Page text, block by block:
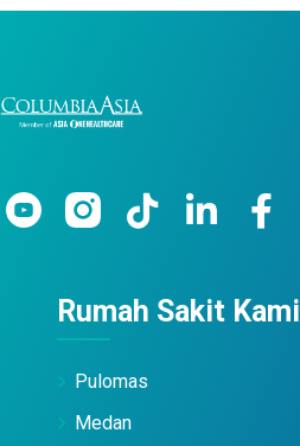
Rumah Sakit Kami
Pulomas
Medan